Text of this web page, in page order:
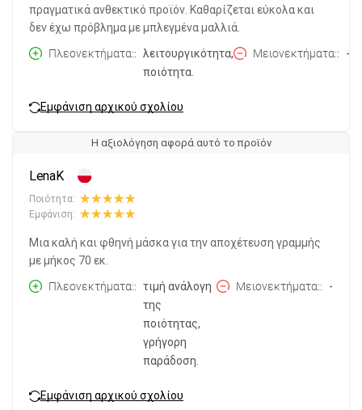
πραγματικά ανθεκτικό προϊόν. Καθαρίζεται εύκολα και
δεν έχω πρόβλημα με μπλεγμένα μαλλιά.
Πλεονεκτήματα:
λειτουργικότητα,
ποιότητα.
Μειονεκτήματα: -
Εμφάνιση αρχικού σχολίου
Η αξιολόγηση αφορά αυτό το προϊόν
LenaK
Ποιότητα:
Εμφάνιση:
Μια καλή και φθηνή μάσκα για την αποχέτευση γραμμής
με μήκος 70 εκ.
Πλεονεκτήματα:
τιμή ανάλογη
της
ποιότητας,
γρήγορη
παράδοση.
Μειονεκτήματα: -
Εμφάνιση αρχικού σχολίου